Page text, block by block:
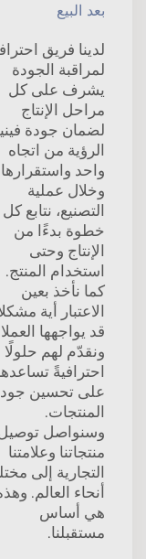
بعد البيع
لدينا فريق
لمراقبة الجودة
يشرف على كل
مراحل الإنتاج
لضمان جودة
الرؤية من اتجاه
واحد
وخلال عملية
التصنيع، نتابع كل
خطوة بدءًا من
الإنتاج وحتى
استخدام المنتج.
كما نأخذ بعين
الاعتبار أية
قد يواجهها
ونقدّم لهم حلولًا
احترافيةً
على تحسين
المنتجات.
وسنواصل
منتجاتنا وعلامتنا
التجارية إلى
أنحاء العالم.
هي أساس
مستقبلنا.